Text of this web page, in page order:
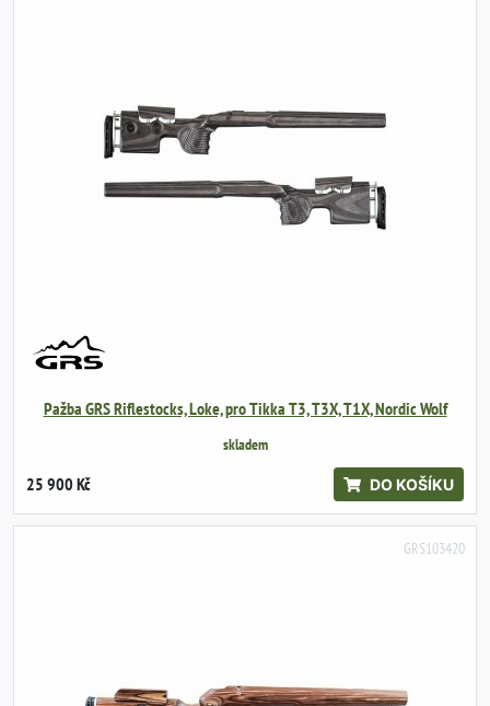
Pažba GRS Riflestocks, Loke, pro Tikka T3, T3X, T1X, Nordic Wolf
skladem
25 900 Kč DO KOŠÍKU
GRS103420